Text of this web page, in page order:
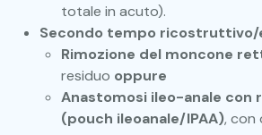
totale in acuto).
Secondo tempo
Rimozione del moncone
residuo oppure
Anastomosi ileo-anale con
(pouch ileoanale/IPAA), con